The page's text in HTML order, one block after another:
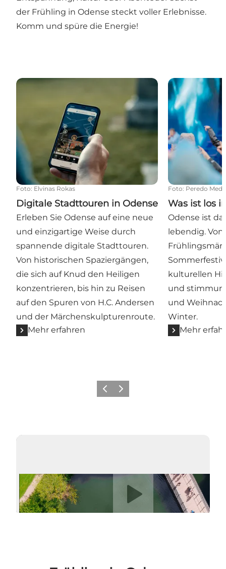
der Frühling in Odense steckt voller Erlebnisse.
Komm und spüre die Energie!
Digitale Stadttouren in Odense
Foto: Elvinas Rokas
Digitale Stadttouren in Odense
Erleben Sie Odense auf eine neue
und einzigartige Weise durch
spannende digitale Stadttouren.
Von historischen Spaziergängen,
die sich auf Knud den Heiligen
konzentrieren, bis hin zu Reisen
auf den Spuren von H.C. Andersen
und der Märchenskulpturenroute.
Mehr erfahren
Was ist los in
Foto: Peredo
Was ist los
Odense ist
lebendig.
kulturellen
und
und
Winter.
Mehr
ZurückWeiter
Video abspielen